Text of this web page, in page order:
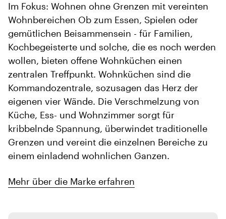
Im Fokus: Wohnen ohne Grenzen mit vereinten
Wohnbereichen Ob zum Essen, Spielen oder
gemütlichen Beisammensein - für Familien,
Kochbegeisterte und solche, die es noch werden
wollen, bieten offene Wohnküchen einen
zentralen Treffpunkt. Wohnküchen sind die
Kommandozentrale, sozusagen das Herz der
eigenen vier Wände. Die Verschmelzung von
Küche, Ess- und Wohnzimmer sorgt für
kribbelnde Spannung, überwindet traditionelle
Grenzen und vereint die einzelnen Bereiche zu
einem einladend wohnlichen Ganzen.
Mehr über die Marke erfahren